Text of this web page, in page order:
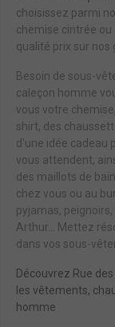
choisissez parmi
chemise cintrée
qualité prix sur nos
Besoin de sous-
caleçon homme
vous votre
shirt, des
d'une idée cadeau
vous attendent,
des maillots de
chez vous ou au
pyjamas,
Arthur... Mettez
dans vos sous-
Découvrez Rue
les vêtements,
homme